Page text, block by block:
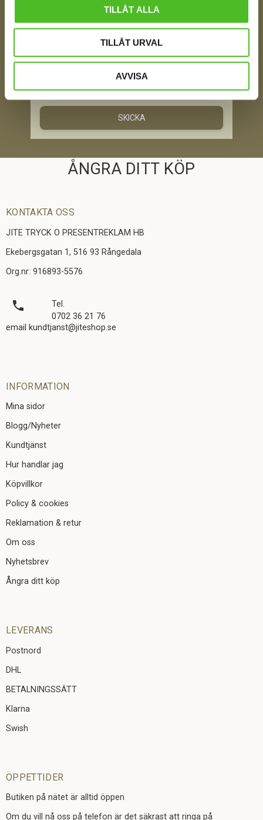
TILLÅT ALLA
TILLÅT URVAL
AVVISA
Ditt Namn
Jag samtycker till att motta digital kommunikation i
enlighet med i integritetspolicynPolicy o cookies
SKICKA
ÅNGRA DITT KÖP
KONTAKTA OSS
JITE TRYCK O PRESENTREKLAM HB
Ekebergsgatan 1, 516 93 Rångedala
Org.nr: 916893-5576
local_phone
Tel.
0702 36 21 76
email kundtjanst@jiteshop.se
INFORMATION
Mina sidor
Blogg/Nyheter
Kundtjänst
Hur handlar jag
Köpvillkor
Policy & cookies
Reklamation & retur
Om oss
Nyhetsbrev
Ångra ditt köp
LEVERANS
Postnord
DHL
BETALNINGSSÄTT
Klarna
Swish
ÖPPETTIDER
Butiken på nätet är alltid öppen
Om du vill nå oss på telefon är det säkrast att ringa på